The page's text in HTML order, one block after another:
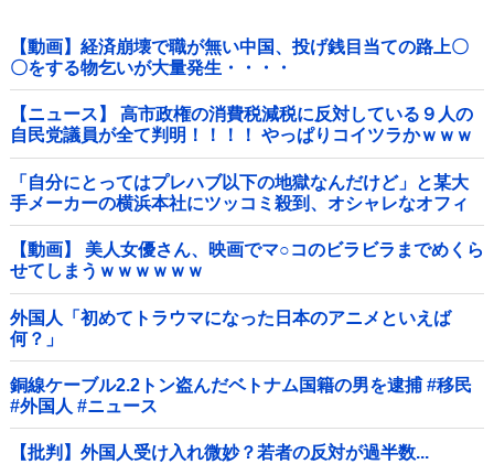
【動画】経済崩壊で職が無い中国、投げ銭目当ての路上〇
〇をする物乞いが大量発生・・・・
【ニュース】 高市政権の消費税減税に反対している９人の
自民党議員が全て判明！！！！ やっぱりコイツラかｗｗｗ
ｗｗ
「自分にとってはプレハブ以下の地獄なんだけど」と某大
手メーカーの横浜本社にツッコミ殺到、オシャレなオフィ
スに特化してしまった結果……他
【動画】 美人女優さん、映画でマ○コのビラビラまでめくら
せてしまうｗｗｗｗｗｗ
外国人「初めてトラウマになった日本のアニメといえば
何？」
銅線ケーブル2.2トン盗んだベトナム国籍の男を逮捕 #移民
#外国人 #ニュース
【批判】外国人受け入れ微妙？若者の反対が過半数...